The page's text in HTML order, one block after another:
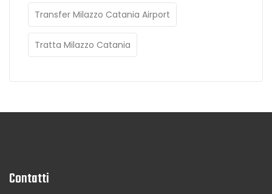
Transfer Milazzo Catania Airport
Tratta Milazzo Catania
Contatti